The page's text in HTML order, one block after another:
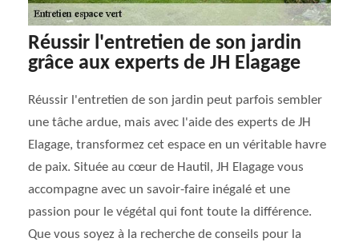
Réussir l'entretien de son jardin
grâce aux experts de JH Elagage
Réussir l'entretien de son jardin peut parfois sembler
une tâche ardue, mais avec l'aide des experts de JH
Elagage, transformez cet espace en un véritable havre
de paix. Située au cœur de Hautil, JH Elagage vous
accompagne avec un savoir-faire inégalé et une
passion pour le végétal qui font toute la différence.
Que vous soyez à la recherche de conseils pour la